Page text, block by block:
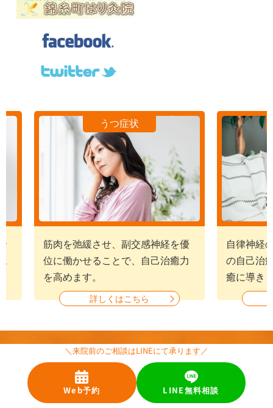
優
力
自律神経の改善
自律神経のバランスを整え、身体
の自己治癒力・免疫力を高めて治
癒に導きます。
詳しくはこちら
鍼灸
て症
妊娠したい方を
応援する鍼灸院
＼来院前のご相談はLINEにて承ります／
Web予約 LINE無料相談